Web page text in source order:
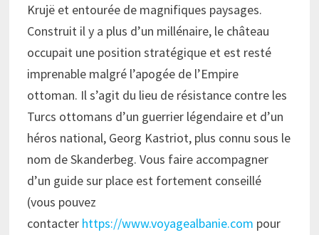
Krujë et entourée de magnifiques paysages.
Construit il y a plus d’un millénaire, le château
occupait une position stratégique et est resté
imprenable malgré l’apogée de l’Empire
ottoman. Il s’agit du lieu de résistance contre les
Turcs ottomans d’un guerrier légendaire et d’un
héros national, Georg Kastriot, plus connu sous le
nom de Skanderbeg. Vous faire accompagner
d’un guide sur place est fortement conseillé
(vous pouvez
contacter https://www.voyagealbanie.com pour